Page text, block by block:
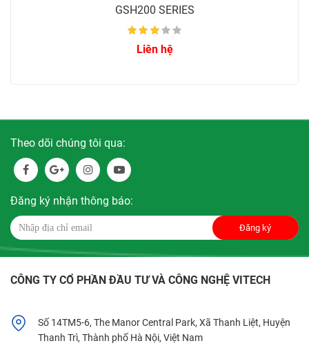
GSH200 SERIES
Liên hệ
Theo dõi chúng tôi qua:
Đăng ký nhận thông báo:
Đăng ký
CÔNG TY CỔ PHẦN ĐẦU TƯ VÀ CÔNG NGHỆ VITECH
Số 14TM5-6, The Manor Central Park, Xã Thanh Liệt, Huyện
Thanh Trì, Thành phố Hà Nội, Việt Nam